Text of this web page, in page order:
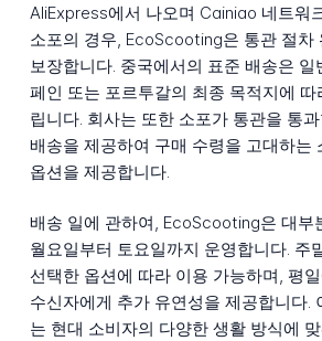
AliExpress에서 나오며 Cainiao 네트워
소포의 경우, EcoScooting은 통관 절차
보장합니다. 중국에서의 표준 배송은
페인 또는 포르투갈의 최종 목적지에
립니다. 회사는 또한 소포가 통관을 통
배송을 제공하여 구매 수령을 고대하는
옵션을 제공합니다.
배송 일에 관하여, EcoScooting은 대부
월요일부터 토요일까지 운영합니다. 주
선택한 옵션에 따라 이용 가능하며, 평
수신자에게 추가 유연성을 제공합니다.
는 현대 소비자의 다양한 생활 방식에